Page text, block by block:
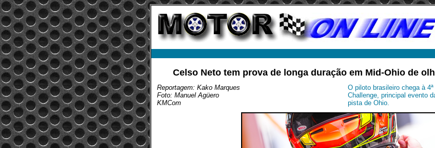
Celso Neto tem prova de longa duração em Mid-Ohio de
Reportagem: Kako Marques
Foto: Manuel Agüero
KMCom
O piloto brasileiro chega à
Challenge, principal evento
pista de Ohio.